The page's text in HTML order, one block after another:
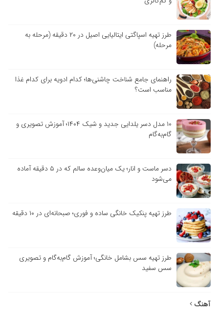
طرز تهیه اسپاگتی ایتالیایی اصیل در ۲۰ دقیقه (مرحله به
مرحله)
راهنمای جامع شناخت چاشنی‌ها؛ کدام ادویه برای کدام غذا
مناسب است؟
۱۰ مدل دسر یلدایی جدید و شیک ۱۴۰۴؛ آموزش تصویری و
گام‌به‌گام
دسر ماست و انار؛ یک میان‌وعده سالم که در ۵ دقیقه آماده
می‌شود
طرز تهیه پنکیک خانگی ساده و فوری؛ صبحانه‌ای در ۱۰ دقیقه
طرز تهیه سس بشامل خانگی؛ آموزش گام‌به‌گام و تصویری
سس سفید
آهنگ